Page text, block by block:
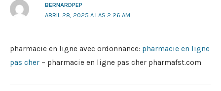
BERNARDPEP
ABRIL 28, 2025 A LAS 2:26 AM
pharmacie en ligne avec ordonnance: pharmacie en ligne
pas cher – pharmacie en ligne pas cher pharmafst.com